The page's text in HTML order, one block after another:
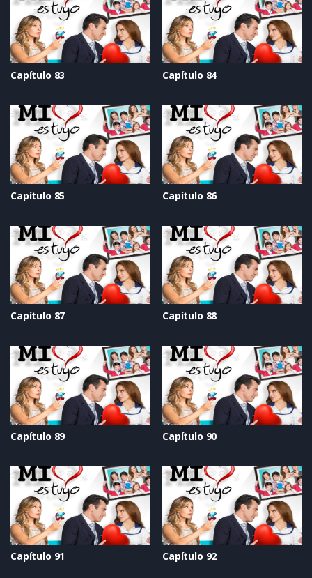
Capítulo 83 Capítulo 84
Capítulo 85 Capítulo 86
Capítulo 87 Capítulo 88
Capítulo 89 Capítulo 90
Capítulo 91 Capítulo 92